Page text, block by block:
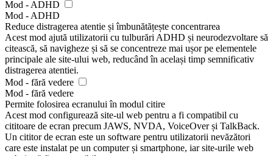
Mod - ADHD
Mod - ADHD
Reduce distragerea atentie și îmbunătățește concentrarea
Acest mod ajută utilizatorii cu tulburări ADHD și neurodezvoltare să
citească, să navigheze și să se concentreze mai ușor pe elementele
principale ale site-ului web, reducând în același timp semnificativ
distragerea atentiei.
Mod - fără vedere
Mod - fără vedere
Permite folosirea ecranului în modul citire
Acest mod configurează site-ul web pentru a fi compatibil cu
cititoare de ecran precum JAWS, NVDA, VoiceOver și TalkBack.
Un cititor de ecran este un software pentru utilizatorii nevăzători
care este instalat pe un computer și smartphone, iar site-urile web